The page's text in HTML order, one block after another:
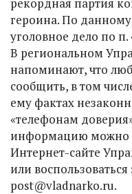
героина. По
уголовное дело по п.
В региональном
напоминают, что
сообщить, в том
ему фактах
«телефонам
информацию можно
Интернет-сайте
или
post@vladnarko.ru.